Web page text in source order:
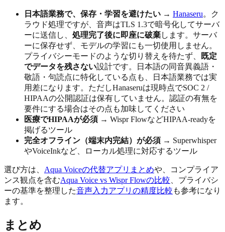
日本語業務で、保存・学習を避けたい → Hanaseru。ク
ラウド処理ですが、音声はTLS 1.3で暗号化してサーバ
ーに送信し、 処理完了後に即座に破棄します。サーバ
ーに保存せず、モデルの学習にも一切使用しません。
プライバシーモードのような切り替えを待たず、
既定
でデータを残さない設計です。日本語の同音異義語・
敬語・句読点に特化している点も、日本語業務では実
用差になります。ただしHanaseruは現時点でSOC 2 /
HIPAAの公開認証は保有していません。認証の有無を
要件にする場合はその点も加味してください
医療でHIPAAが必須 → Wispr FlowなどHIPAA-readyを
掲げるツール
完全オフライン（端末内完結）が必須 → Superwhisper
やVoiceInkなど、ローカル処理に対応するツール
選び方は、 Aqua Voiceの代替アプリまとめや、コンプライア
ンス観点を含むAqua Voice vs Wispr Flowの比較 、プライバシ
ーの基準を整理した音声入力アプリの精度比較 も参考になり
ます。
まとめ